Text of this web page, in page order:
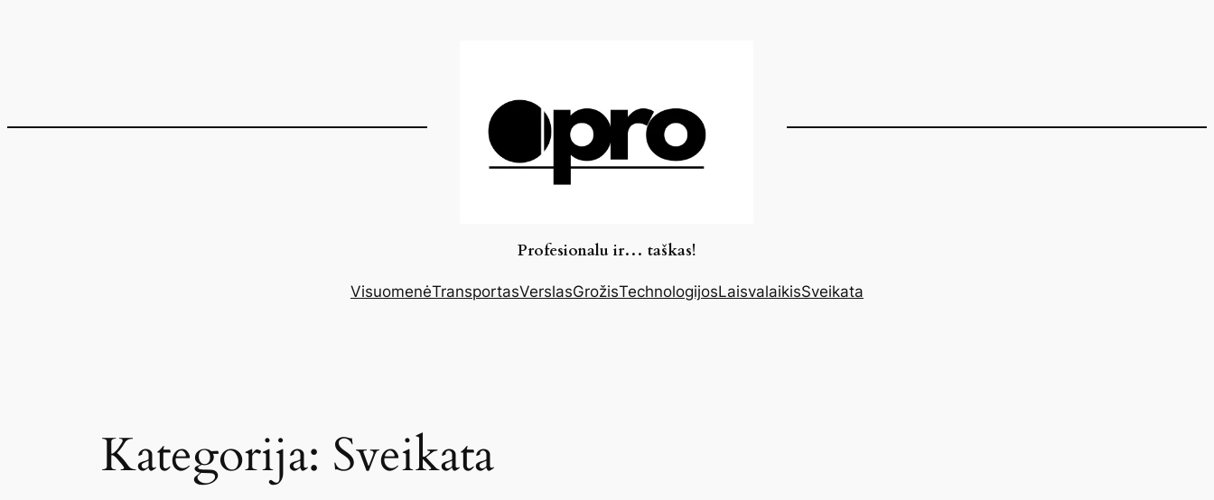
Profesionalu ir… taškas!
VisuomenėTransportasVerslasGrožisTechnologijosLaisvalaikisSveikata
Kategorija: Sveikata